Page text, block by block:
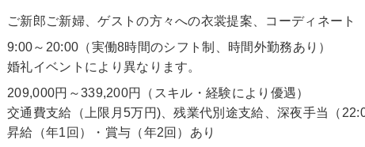
ご新郎ご新婦、ゲストの方々への衣裳提案、コーディネート
9:00～20:00（実働8時間のシフト制、時間外勤務あり）
婚礼イベントにより異なります。
209,000円～339,200円（スキル・経験により優遇）
交通費支給（上限月5万円)、残業代別途支給、深夜手当（
昇給（年1回）・賞与（年2回）あり